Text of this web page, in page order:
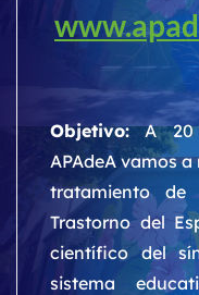
Objetivo:A 20
APAdeA vamos
tratamiento
Trastorno del
científico del
sistema